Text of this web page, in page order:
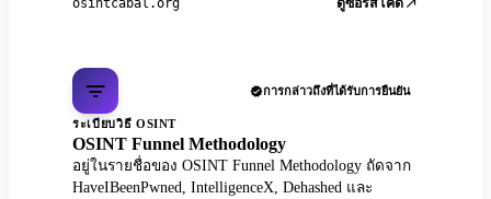
ดูซอร์สโค้ด
การกล่าวถึงที่ได้รับการยืนยัน
ระเบียบวิธี OSINT
OSINT Funnel Methodology
อยู่ในรายชื่อของ OSINT Funnel Methodology ถัดจาก
HaveIBeenPwned, IntelligenceX, Dehashed และ